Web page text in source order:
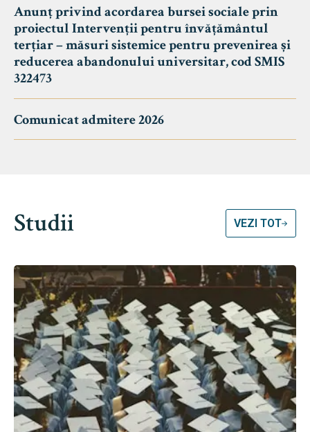
Anunț privind acordarea bursei sociale prin
proiectul Intervenții pentru învățământul
terțiar – măsuri sistemice pentru prevenirea și
reducerea abandonului universitar, cod SMIS
322473
Comunicat admitere 2026
Studii VEZI TOT